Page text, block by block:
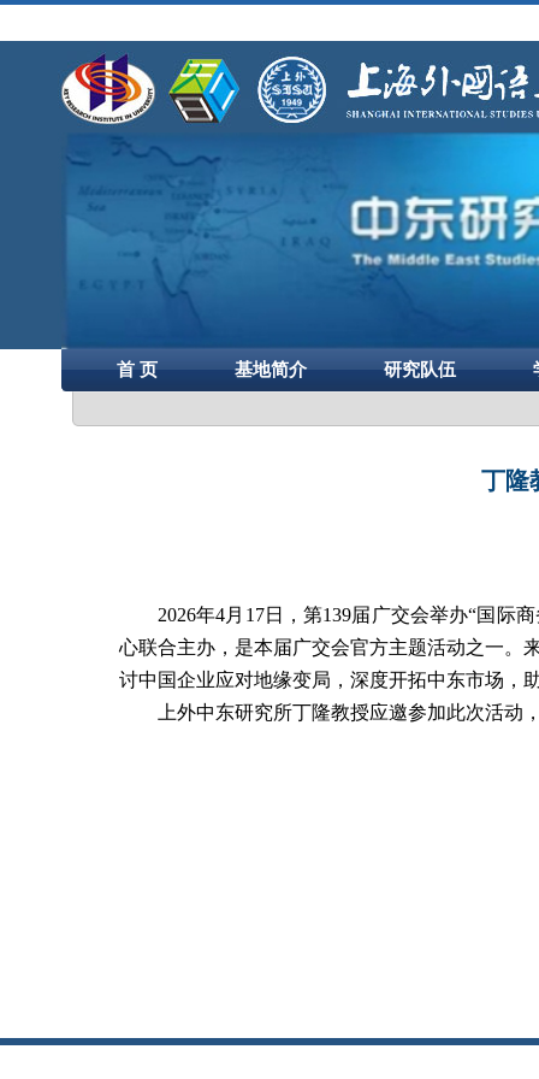
首 页 基地简介 研究队伍
丁隆
2026年4月17日，第139届广交会举办“国际
心联合主办，是本届广交会官方主题活动之一。
讨中国企业应对地缘变局，深度开拓中东市场，
上外中东研究所丁隆教授应邀参加此次活